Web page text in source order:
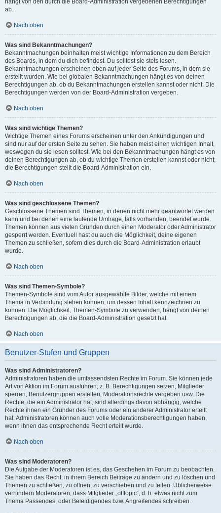
hängt von den durch die Board-Administration vergebenen Berechtigungen
ab.
Nach oben
Was sind Bekanntmachungen?
Bekanntmachungen beinhalten meist wichtige Informationen zu dem Bereich
des Boards, in dem du dich befindest. Du solltest sie stets lesen.
Bekanntmachungen erscheinen oben auf jeder Seite des Forums, in dem sie
erstellt wurden. Wie bei globalen Bekanntmachungen hängt es von deinen
Berechtigungen ab, ob du Bekanntmachungen erstellen kannst oder nicht. Die
Berechtigungen werden von der Board-Administration vergeben.
Nach oben
Was sind wichtige Themen?
Wichtige Themen eines Forums erscheinen unter den Ankündigungen und
sind nur auf der ersten Seite zu sehen. Sie haben meist einen wichtigen Inhalt,
weswegen du sie lesen solltest. Wie bei den Bekanntmachungen hängt es von
deinen Berechtigungen ab, ob du wichtige Themen erstellen kannst oder nicht;
die Berechtigungen stellt die Board-Administration ein.
Nach oben
Was sind geschlossene Themen?
Geschlossene Themen sind Themen, in denen nicht mehr geantwortet werden
kann und bei denen eine laufende Umfrage, falls vorhanden, beendet wurde.
Themen können aus vielen Gründen durch einen Moderator oder Administrator
gesperrt werden. Eventuell hast du auch die Möglichkeit, deine eigenen
Themen zu schließen, sofern dies durch die Board-Administration erlaubt
wurde.
Nach oben
Was sind Themen-Symbole?
Themen-Symbole sind vom Autor ausgewählte Bilder, welche mit einem
Thema in Verbindung stehen können, um dessen Inhalt kennzeichnen zu
können. Die Möglichkeit, Themen-Symbole zu verwenden, hängt von deinen
Berechtigungen ab, die die Board-Administration gesetzt hat.
Nach oben
Benutzer-Stufen und Gruppen
Was sind Administratoren?
Administratoren haben die umfassendsten Rechte im Forum. Sie können jede
Art von Aktion im Forum ausführen; z. B. Berechtigungen setzen, Mitglieder
sperren, Benutzergruppen erstellen, Moderationsrechte vergeben usw. Die
Rechte, die ein Administrator hat, sind allerdings davon abhängig, welche
Rechte ihnen ein Gründer des Forums oder ein anderer Administrator erteilt
hat. Administratoren können auch volle Moderationsberechtigungen haben,
wenn ihnen das entsprechende Recht erteilt wurde.
Nach oben
Was sind Moderatoren?
Die Aufgabe der Moderatoren ist es, das Geschehen im Forum zu beobachten.
Sie haben das Recht, in ihrem Bereich Beiträge zu ändern und zu löschen und
Themen zu schließen, zu öffnen, zu verschieben und zu teilen. Üblicherweise
verhindern Moderatoren, dass Mitglieder „offtopic“, d. h. etwas nicht zum
Thema Passendes, oder Beleidigendes bzw. Angreifendes schreiben.